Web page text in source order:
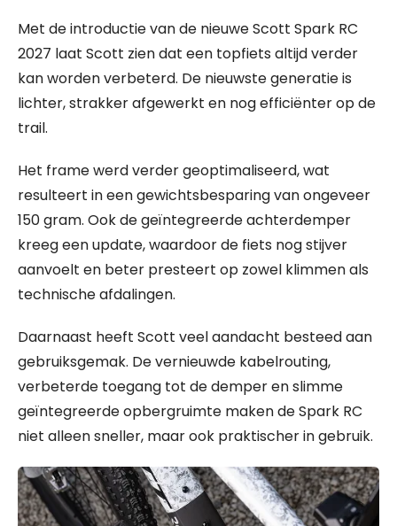
Met de introductie van de nieuwe Scott Spark RC
2027 laat Scott zien dat een topfiets altijd verder
kan worden verbeterd. De nieuwste generatie is
lichter, strakker afgewerkt en nog efficiënter op de
trail.
Het frame werd verder geoptimaliseerd, wat
resulteert in een gewichtsbesparing van ongeveer
150 gram. Ook de geïntegreerde achterdemper
kreeg een update, waardoor de fiets nog stijver
aanvoelt en beter presteert op zowel klimmen als
technische afdalingen.
Daarnaast heeft Scott veel aandacht besteed aan
gebruiksgemak. De vernieuwde kabelrouting,
verbeterde toegang tot de demper en slimme
geïntegreerde opbergruimte maken de Spark RC
niet alleen sneller, maar ook praktischer in gebruik.